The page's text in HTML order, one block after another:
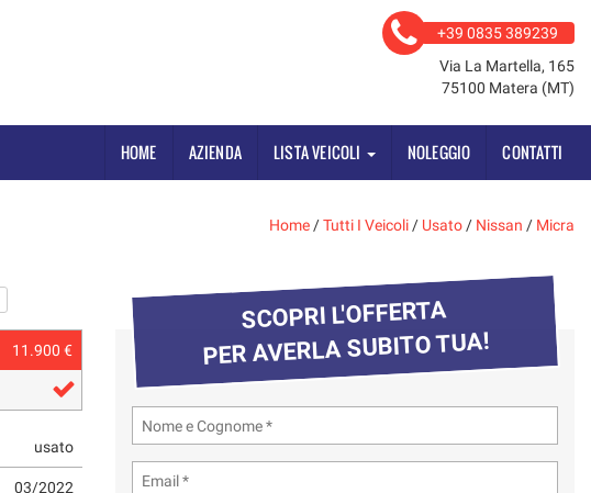
+39 0835 389239
Via La Martella, 165
75100 Matera (MT)
HOME AZIENDA LISTA VEICOLI NOLEGGIO CONTATTI
Home /Tutti I Veicoli / Usato / Nissan / Micra
11.900 €
usato
03/2022
SCOPRI L'OFFERTA
PER AVERLA SUBITO TUA!